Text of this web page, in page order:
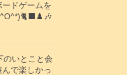
ドゲームを
のいとこと会
で楽しかっ